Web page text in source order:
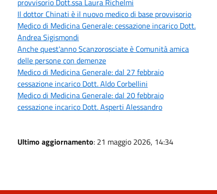
Il dottor Chinati è il nuovo medico di base provvisorio
Medico di Medicina Generale: cessazione incarico Dott.
Andrea Sigismondi
Anche quest'anno Scanzorosciate è Comunità amica
delle persone con demenze
Medico di Medicina Generale: dal 27 febbraio
cessazione incarico Dott. Aldo Corbellini
Medico di Medicina Generale: dal 20 febbraio
cessazione incarico Dott. Asperti Alessandro
Ultimo aggiornamento: 21 maggio 2026, 14:34